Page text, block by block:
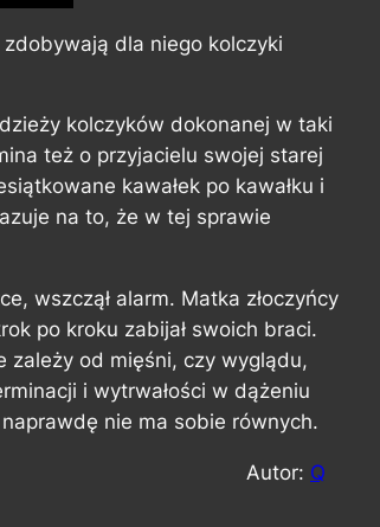
dla niego kolczyki
kolczyków dokonanej w taki
też o przyjacielu swojej starej
kawałek po kawałku i
na to, że w tej sprawie
wszczął alarm. Matka złoczyńcy
po kroku zabijał swoich braci.
zależy od mięśni, czy wyglądu,
i wytrwałości w dążeniu
nie ma sobie równych.
Autor: Q